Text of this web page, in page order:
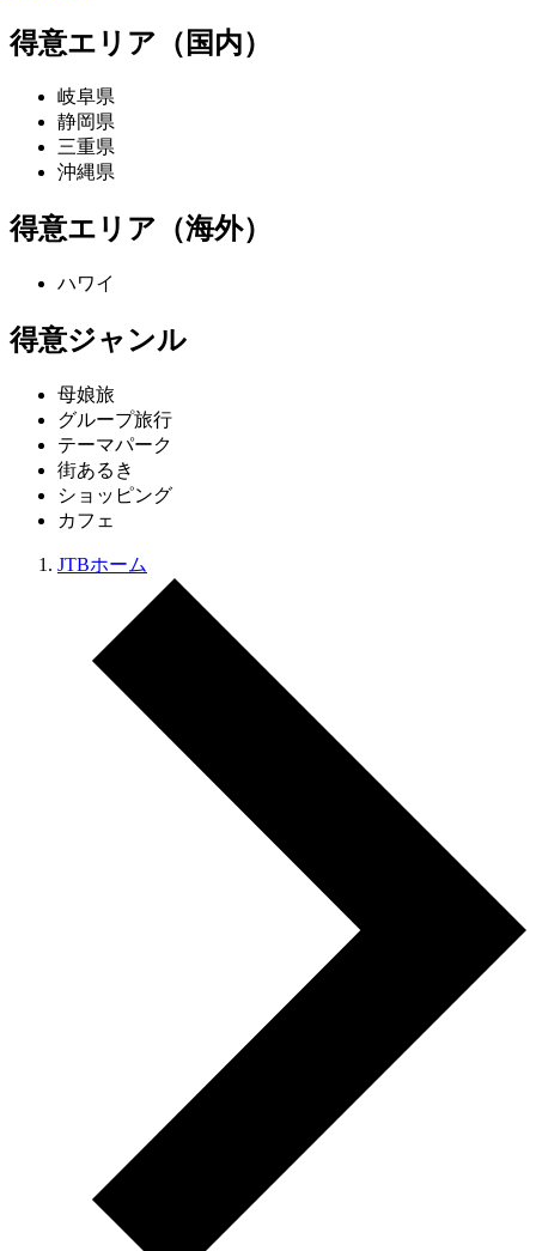
得意エリア（国内）
岐阜県
静岡県
三重県
沖縄県
得意エリア（海外）
ハワイ
得意ジャンル
母娘旅
グループ旅行
テーマパーク
街あるき
ショッピング
カフェ
JTBホーム